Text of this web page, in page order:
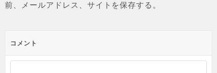
前、メールアドレス、サイトを保存する。
コメント